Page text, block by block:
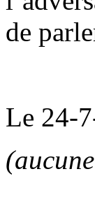
de
Le 24-